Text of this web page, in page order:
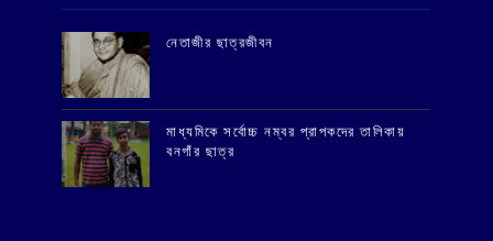
‌নেতাজীর ছাত্রজীবন
মাধ্যমিকে সর্বোচ্চ নম্বর প্রাপকদের তালিকায়
বনগাঁর ছাত্র